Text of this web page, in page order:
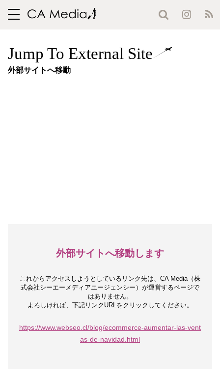
toggle
Jump To External Site
外部サイトへ移動
外部サイトへ移動します
これからアクセスしようとしているリンク先は、 CA Media（株
式会社シーエーメディアエージェンシー）が運営するページで
はありません。
よろしければ、下記リンクURLをクリックしてください。
https://www.webseo.cl/blog/ecommerce-aumentar-las-vent
as-de-navidad.html